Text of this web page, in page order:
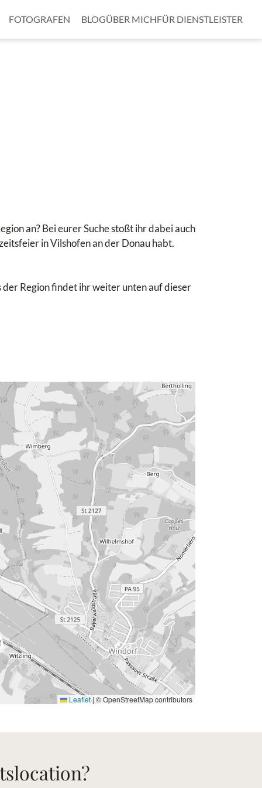
FOTOGRAFEN BLOGÜBER MICHFÜR DIENSTLEISTER
an? Bei eurer Suche stoßt ihr dabei auch
in Vilshofen an der Donau habt.
Region findet ihr weiter unten auf dieser
Leaflet | © OpenStreetMap contributors